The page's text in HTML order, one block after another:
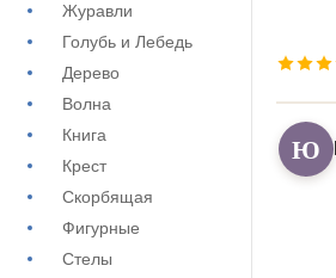
Журавли
Голубь и Лебедь
Дерево
Волна
Книга
Крест
Скорбящая
Фигурные
Стелы
Ю